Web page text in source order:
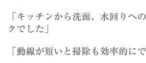
「キッチンから洗面、水回りへ
クでした」
「動線が短いと掃除も効率的に